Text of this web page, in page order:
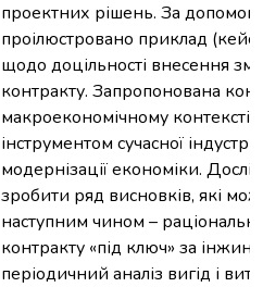
проектних рішень. За
проілюстровано приклад
щодо доцільності внесення
контракту. Запропонована
макроекономічному
інструментом сучасної
модернізації економіки.
зробити ряд висновків, які
наступним чином –
контракту «під ключ» за
періодичний аналіз вигід і